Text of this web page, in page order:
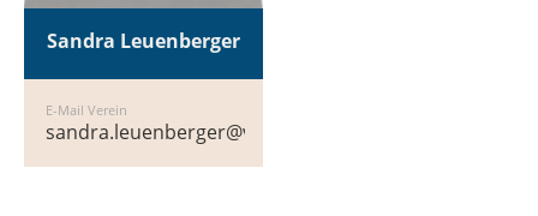
Sandra Leuenberger
E-Mail Verein
sandra.leuenberger@volley-obfelden.ch